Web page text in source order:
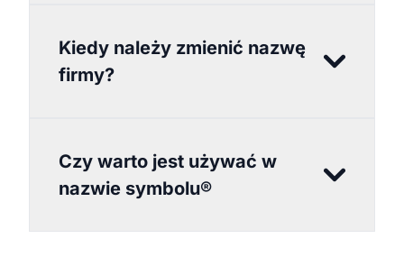
Kiedy należy zmienić nazwę
firmy?
Czy warto jest używać w
nazwie symbolu®